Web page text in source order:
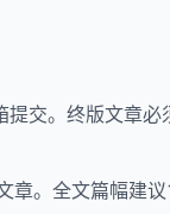
交。终版文章必
。全文篇幅建